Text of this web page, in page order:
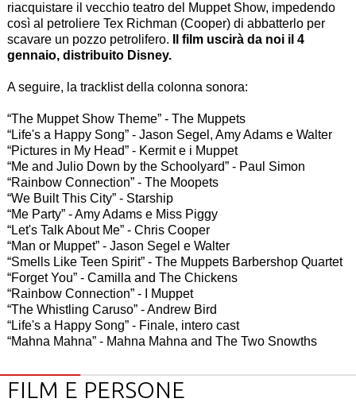
riacquistare il vecchio teatro del Muppet Show, impedendo
così al petroliere Tex Richman (Cooper) di abbatterlo per
scavare un pozzo petrolifero.
Il film uscirà da noi il 4
gennaio, distribuito Disney.
A seguire, la tracklist della colonna sonora:
“The Muppet Show Theme” - The Muppets
“Life's a Happy Song” - Jason Segel, Amy Adams e Walter
“Pictures in My Head” - Kermit e i Muppet
“Me and Julio Down by the Schoolyard” - Paul Simon
“Rainbow Connection” - The Moopets
“We Built This City” - Starship
“Me Party” - Amy Adams e Miss Piggy
“Let's Talk About Me” - Chris Cooper
“Man or Muppet” - Jason Segel e Walter
“Smells Like Teen Spirit” - The Muppets Barbershop Quartet
“Forget You” - Camilla and The Chickens
“Rainbow Connection” - I Muppet
“The Whistling Caruso” - Andrew Bird
“Life's a Happy Song” - Finale, intero cast
“Mahna Mahna” - Mahna Mahna and The Two Snowths
FILM E PERSONE